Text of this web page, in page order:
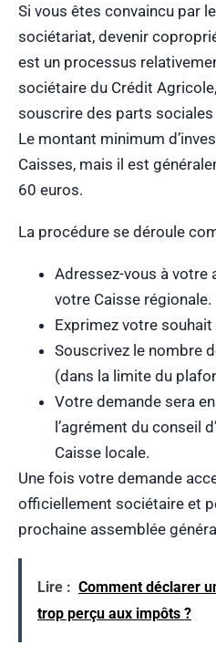
Si vous êtes convaincu par
sociétariat, devenir
est un processus
sociétaire du Crédit
souscrire des parts
Le montant minimum
Caisses, mais il est
60 euros.
La procédure se déroule
Adressez-vous à votre
votre Caisse régionale.
Exprimez votre
Souscrivez le nombre
(dans la limite du
Votre demande sera
l’agrément du conseil
Caisse locale.
Une fois votre demande
officiellement sociétaire et
prochaine assemblée
Lire : Comment déclarer
trop perçu aux impôts ?